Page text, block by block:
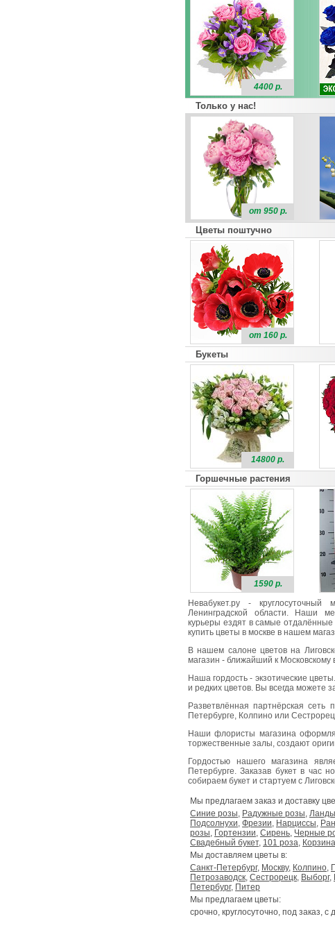
4400 р.
Только у нас!
от 950 р.
Цветы поштучно
от 160 р.
Букеты
14800 р.
Горшечные растения
1590 р.
Невабукет.ру -
Ленинградской области. Наши
курьеры ездят в самые
купить цветы в москве в нашем
В нашем салоне цветов на
магазин - ближайший к Московскому
Наша гордость - экзотические
и редких цветов. Вы всегда можете
Разветвлённая партнёрская
Петербурге, Колпино или
Наши флористы магазина
торжественные залы, создают
Гордостью нашего магазина
Петербурге. Заказав букет в час
собираем букет и стартуем с
Мы предлагаем заказ и доставку
Синие розы, Радужные розы,
Подсолнухи, Фрезии, Нарциссы,
розы, Гортензии, Сирень, Черные
Свадебный букет, 101 роза,
Мы доставляем цветы в:
Санкт-Петербург, Москву, Колпино,
Петрозаводск, Сестрорецк, Выборг,
Петербург, Питер
Мы предлагаем цветы:
срочно, круглосуточно, под заказ,